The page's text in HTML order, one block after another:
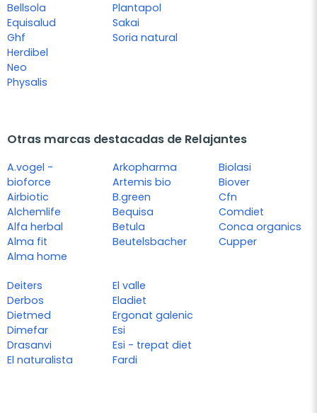
Bellsola
Equisalud
Ghf
Herdibel
Neo
Physalis
Plantapol
Sakai
Soria natural
Otras marcas destacadas de Relajantes
A.vogel -
bioforce
Airbiotic
Alchemlife
Alfa herbal
Alma fit
Alma home
Arkopharma
Artemis bio
B.green
Bequisa
Betula
Beutelsbacher
Biolasi
Biover
Cfn
Comdiet
Conca organics
Cupper
Deiters
Derbos
Dietmed
Dimefar
Drasanvi
El naturalista
El valle
Eladiet
Ergonat galenic
Esi
Esi - trepat diet
Fardi